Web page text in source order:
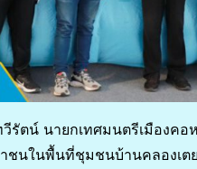
ตน์ นายกเทศมนตรีเมืองคอ
นในพื้นที่ชุมชนบ้านคลองเตย